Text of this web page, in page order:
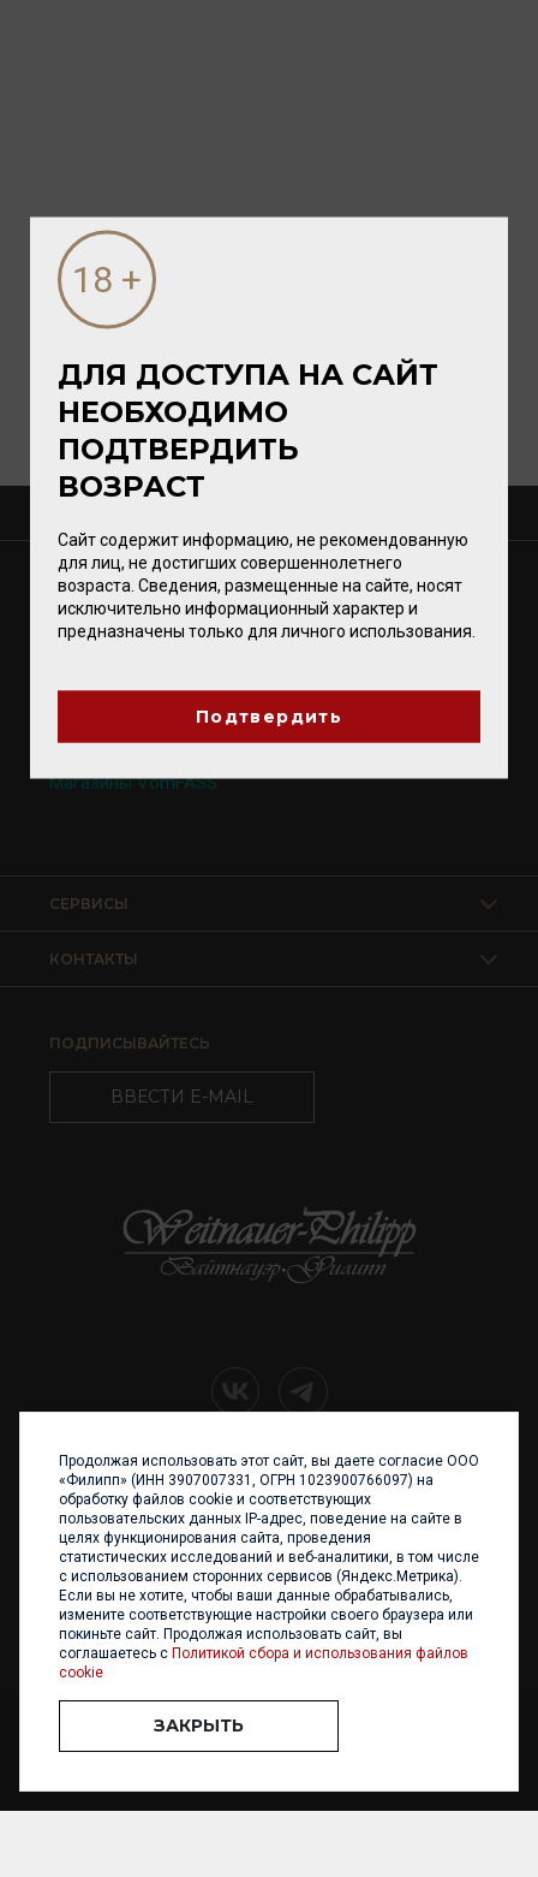
МАГАЗИНЫ
Калининград
Магазины VomFASS
КОНТАКТЫ
СЕРВИСЫ
ПОДПИСЫВАЙТЕСЬ
ВВЕСТИ E-MAIL
+7 (4012) 960 898
236017 Калининград,
ул. Каштановая аллея, 47
Телефон: +7 4012 960 898,
+7 4012 960 856
Написать нам
ООО «ФИЛИПП» © 2013 - 2026. Все права защищены
Разработка и
ДЛЯ ДОСТУПА НА САЙТ
НЕОБХОДИМО
ПОДТВЕРДИТЬ
ВОЗРАСТ
Сайт содержит информацию, не рекомендованную
для лиц, не достигших совершеннолетнего
возраста. Сведения, размещенные на сайте, носят
исключительно информационный характер и
предназначены только для личного использования.
Подтвердить
Продолжая использовать этот сайт, вы даете согласие ООО
«Филипп» (ИНН 3907007331, ОГРН 1023900766097) на
обработку файлов cookie и соответствующих
пользовательских данных IP-адрес, поведение на сайте в
целях функционирования сайта, проведения
статистических исследований и веб-аналитики, в том числе
с использованием сторонних сервисов (Яндекс.Метрика).
Если вы не хотите, чтобы ваши данные обрабатывались,
измените соответствующие настройки своего браузера или
покиньте сайт. Продолжая использовать сайт, вы
соглашаетесь с Политикой сбора и использования файлов
cookie
ЗАКРЫТЬ